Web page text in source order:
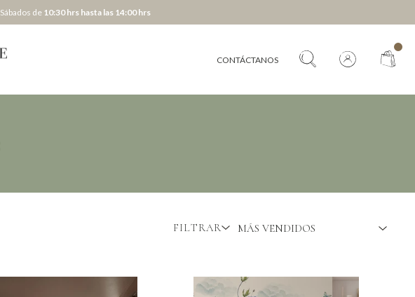
Sábados de 10:30 hrs hasta las 14:00 hrs
CONTÁCTANOS
FILTRAR